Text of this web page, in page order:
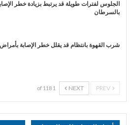
الجلوس لفترات طويلة قد يرتبط بزيادة خطر
بالسرطان
شرب القهوة بانتظام قد يقلل خطر الإصابة بأمراض
NEXT
1 of 118